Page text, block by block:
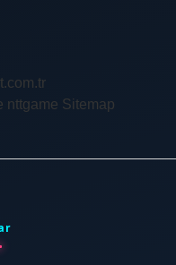
nttgame Sitemap